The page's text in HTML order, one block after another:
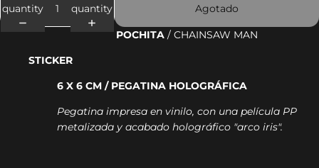
quantity
quantity
Agotado
POCHITA / CHAINSAW MAN
STICKER
6 X 6 CM / PEGATINA HOLOGRÁFICA
Pegatina impresa en vinilo, con una película PP
metalizada y acabado holográfico "arco iris".